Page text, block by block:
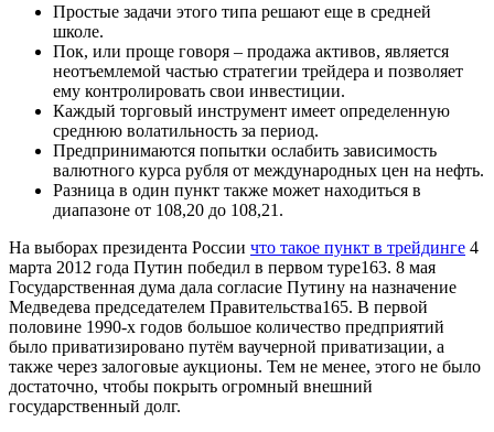
Простые задачи этого типа решают еще в средней
школе.
Пок, или проще говоря – продажа активов, является
неотъемлемой частью стратегии трейдера и позволяет
ему контролировать свои инвестиции.
Каждый торговый инструмент имеет определенную
среднюю волатильность за период.
Предпринимаются попытки ослабить зависимость
валютного курса рубля от международных цен на нефть.
Разница в один пункт также может находиться в
диапазоне от 108,20 до 108,21.
На выборах президента России что такое пункт в трейдинге 4
марта 2012 года Путин победил в первом туре163. 8 мая
Государственная дума дала согласие Путину на назначение
Медведева председателем Правительства165. В первой
половине 1990-х годов большое количество предприятий
было приватизировано путём ваучерной приватизации, а
также через залоговые аукционы. Тем не менее, этого не было
достаточно, чтобы покрыть огромный внешний
государственный долг.